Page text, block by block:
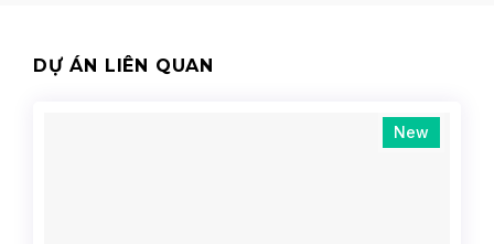
DỰ ÁN LIÊN QUAN
New